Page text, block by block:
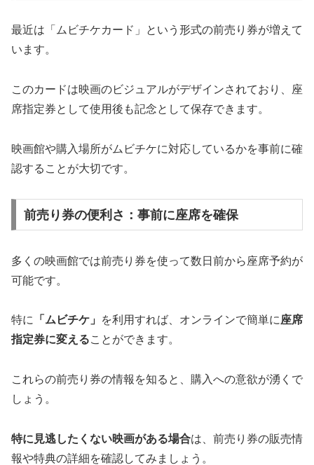
最近は「ムビチケカード」という形式の前売り券が増えて
います。
このカードは映画のビジュアルがデザインされており、座
席指定券として使用後も記念として保存できます。
映画館や購入場所がムビチケに対応しているかを事前に確
認することが大切です。
前売り券の便利さ：事前に座席を確保
多くの映画館では前売り券を使って数日前から座席予約が
可能です。
特に 「ムビチケ」 を利用すれば、オンラインで簡単に座席
指定券に変えることができます。
これらの前売り券の情報を知ると、購入への意欲が湧くで
しょう。
特に見逃したくない映画がある場合は、前売り券の販売情
報や特典の詳細を確認してみましょう。